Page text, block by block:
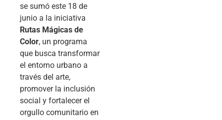
se sumó este 18 de
junio a la iniciativa
Rutas Mágicas de
Color, un programa
que busca transformar
el entorno urbano a
través del arte,
promover la inclusión
social y fortalecer el
orgullo comunitario en